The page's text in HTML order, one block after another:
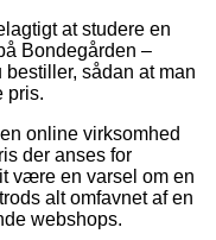
at studere en
Bondegården –
sådan at man
pris.
online virksomhed
der anses for
være en varsel om en
alt omfavnet af en
webshops.